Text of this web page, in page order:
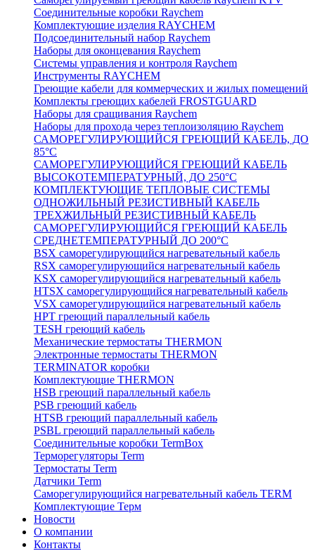
Соединительные коробки Raychem
Комплектующие изделия RAYCHEM
Подсоединительный набор Raychem
Наборы для оконцевания Raychem
Системы управления и контроля Raychem
Инструменты RAYCHEM
Греющие кабели для коммерческих и жилых помещений
Комплекты греющих кабелей FROSTGUARD
Наборы для сращивания Raychem
Наборы для прохода через теплоизоляцию Raychem
САМОРЕГУЛИРУЮЩИЙСЯ ГРЕЮЩИЙ КАБЕЛЬ, ДО
85°С
САМОРЕГУЛИРУЮЩИЙСЯ ГРЕЮЩИЙ КАБЕЛЬ
ВЫСОКОТЕМПЕРАТУРНЫЙ, ДО 250°С
КОМПЛЕКТУЮЩИЕ ТЕПЛОВЫЕ СИСТЕМЫ
ОДНОЖИЛЬНЫЙ РЕЗИСТИВНЫЙ КАБЕЛЬ
ТРЕХЖИЛЬНЫЙ РЕЗИСТИВНЫЙ КАБЕЛЬ
САМОРЕГУЛИРУЮЩИЙСЯ ГРЕЮЩИЙ КАБЕЛЬ
СРЕДНЕТЕМПЕРАТУРНЫЙ ДО 200°С
BSX саморегулирующийся нагревательный кабель
RSX саморегулирующийся нагревательный кабель
KSX саморегулирующийся нагревательный кабель
HTSX саморегулирующийся нагревательный кабель
VSX саморегулирующийся нагревательный кабель
НРТ греющий параллельный кабель
TESH греющий кабель
Механические термостаты THERMON
Электронные термостаты THERMON
TERMINATOR коробки
Комплектующие THERMON
HSB греющий параллельный кабель
PSB греющий кабель
HTSB греющий параллельный кабель
PSBL греющий параллельный кабель
Соединительные коробки TermBox
Терморегуляторы Term
Термостаты Term
Датчики Term
Саморегулирующийся нагревательный кабель TERM
Комплектующие Терм
Новости
О компании
Контакты